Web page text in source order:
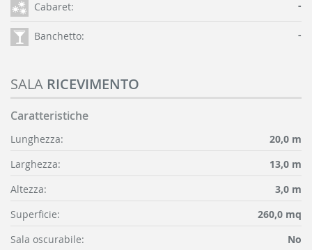
Cabaret: -
Banchetto: -
SALA RICEVIMENTO
Caratteristiche
Lunghezza:
20,0 m
Larghezza:
13,0 m
Altezza:
3,0 m
Superficie:
260,0 mq
Sala oscurabile:
No